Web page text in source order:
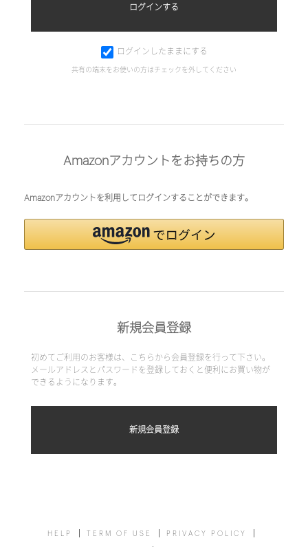
ログインしたままにする
共有の端末をお使いの方はチェックを外してください
Amazonアカウントをお持ちの方
Amazonアカウントを利用してログインすることができます。
新規会員登録
初めてご利用のお客様は、こちらから会員登録を行って下さい。
メールアドレスとパスワードを登録しておくと便利にお買い物が
できるようになります。
HELP TERM OF USE PRIVACY POLICY